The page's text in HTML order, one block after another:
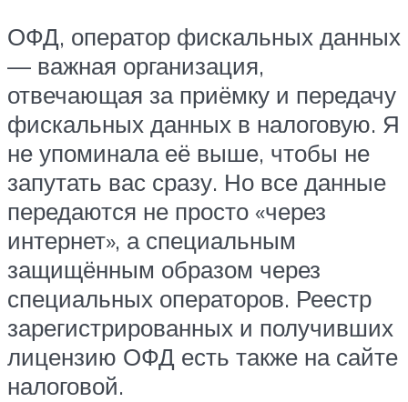
ОФД, оператор фискальных данных
— важная организация,
отвечающая за приёмку и передачу
фискальных данных в налоговую. Я
не упоминала её выше, чтобы не
запутать вас сразу. Но все данные
передаются не просто «через
интернет», а специальным
защищённым образом через
специальных операторов. Реестр
зарегистрированных и получивших
лицензию ОФД есть также на сайте
налоговой.